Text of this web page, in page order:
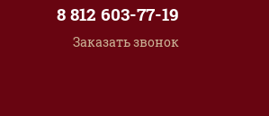
8 812 603-77-19
Заказать звонок